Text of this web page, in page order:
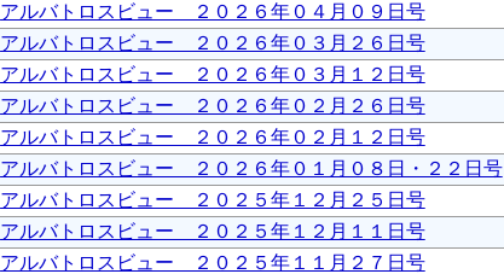
アルバトロスビュー ２０２６年０４月０９日号
アルバトロスビュー ２０２６年０３月２６日号
アルバトロスビュー ２０２６年０３月１２日号
アルバトロスビュー ２０２６年０２月２６日号
アルバトロスビュー ２０２６年０２月１２日号
アルバトロスビュー ２０２６年０１月０８日・２２日号
アルバトロスビュー ２０２５年１２月２５日号
アルバトロスビュー ２０２５年１２月１１日号
アルバトロスビュー ２０２５年１１月２７日号